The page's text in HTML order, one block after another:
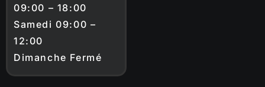
09:00 – 18:00
Samedi 09:00 –
12:00
Dimanche Fermé